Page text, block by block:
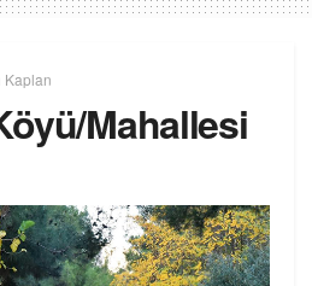
Kaplan
Mahallesi